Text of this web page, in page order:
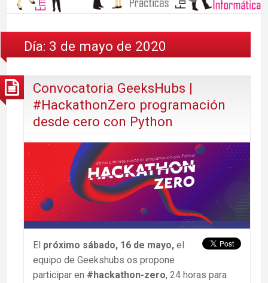
Día: 3 de mayo de 2020
Convocatoria GeeksHubs |
#HackathonZero programación
desde cero con Python
El próximo sábado, 16 de mayo, el
equipo de Geekshubs os propone
participar en #hackathon-zero, 24 horas para